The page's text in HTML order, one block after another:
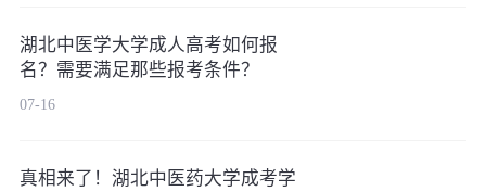
湖北中医学大学成人高考如何报
名？需要满足那些报考条件？
07-16
真相来了！湖北中医药大学成考学